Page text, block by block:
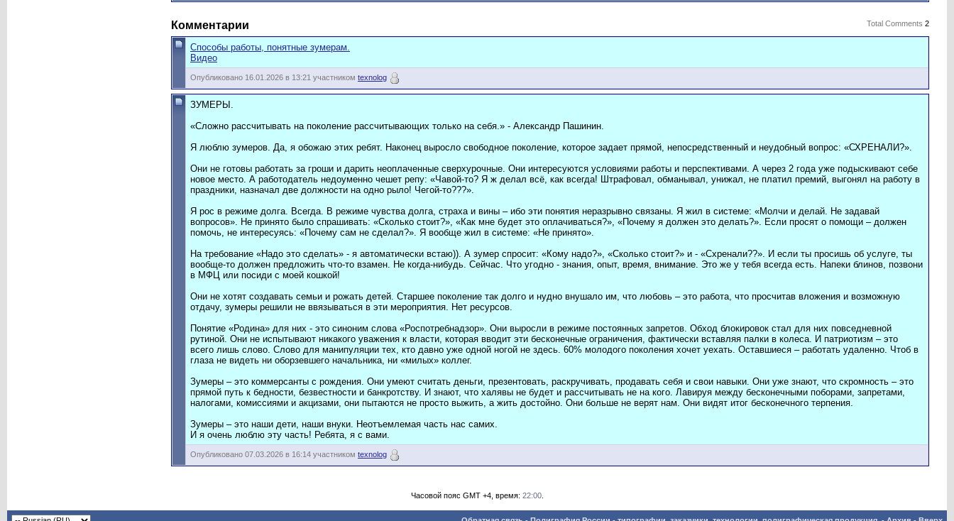
Total Comments 2
Комментарии
Способы работы, понятные зумерам.
Видео
Опубликовано 16.01.2026 в 13:21 участником texnolog
ЗУМЕРЫ.
«Сложно рассчитывать на поколение рассчитывающих только на себя.» - Александр Пашинин.
Я люблю зумеров. Да, я обожаю этих ребят. Наконец выросло свободное поколение, которое задает прямой, непосредственный и неудобный вопрос: «СХРЕНАЛИ?».
Они не готовы работать за гроши и дарить неоплаченные сверхурочные. Они интересуются условиями работы и перспективами. А через 2 года уже подыскивают себе
новое место. А работодатель недоуменно чешет репу: «Чавой-то? Я ж делал всё, как всегда! Штрафовал, обманывал, унижал, не платил премий, выгонял на работу в
праздники, назначал две должности на одно рыло! Чегой-то???».
Я рос в режиме долга. Всегда. В режиме чувства долга, страха и вины – ибо эти понятия неразрывно связаны. Я жил в системе: «Молчи и делай. Не задавай
вопросов». Не принято было спрашивать: «Сколько стоит?», «Как мне будет это оплачиваться?», «Почему я должен это делать?». Если просят о помощи – должен
помочь, не интересуясь: «Почему сам не сделал?». Я вообще жил в системе: «Не принято».
На требование «Надо это сделать» - я автоматически встаю)). А зумер спросит: «Кому надо?», «Сколько стоит?» и - «Схренали??». И если ты просишь об услуге, ты
вообще-то должен предложить что-то взамен. Не когда-нибудь. Сейчас. Что угодно - знания, опыт, время, внимание. Это же у тебя всегда есть. Напеки блинов, позвони
в МФЦ или посиди с моей кошкой!
Они не хотят создавать семьи и рожать детей. Старшее поколение так долго и нудно внушало им, что любовь – это работа, что просчитав вложения и возможную
отдачу, зумеры решили не ввязываться в эти мероприятия. Нет ресурсов.
Понятие «Родина» для них - это синоним слова «Роспотребнадзор». Они выросли в режиме постоянных запретов. Обход блокировок стал для них повседневной
рутиной. Они не испытывают никакого уважения к власти, которая вводит эти бесконечные ограничения, фактически вставляя палки в колеса. И патриотизм – это
всего лишь слово. Слово для манипуляции тех, кто давно уже одной ногой не здесь. 60% молодого поколения хочет уехать. Оставшиеся – работать удаленно. Чтоб в
глаза не видеть ни оборзевшего начальника, ни «милых» коллег.
Зумеры – это коммерсанты с рождения. Они умеют считать деньги, презентовать, раскручивать, продавать себя и свои навыки. Они уже знают, что скромность – это
прямой путь к бедности, безвестности и банкротству. И знают, что халявы не будет и рассчитывать не на кого. Лавируя между бесконечными поборами, запретами,
налогами, комиссиями и акцизами, они пытаются не просто выжить, а жить достойно. Они больше не верят нам. Они видят итог бесконечного терпения.
Зумеры – это наши дети, наши внуки. Неотъемлемая часть нас самих.
И я очень люблю эту часть! Ребята, я с вами.
Опубликовано 07.03.2026 в 16:14 участником texnolog
Часовой пояс GMT +4, время: 22:00.